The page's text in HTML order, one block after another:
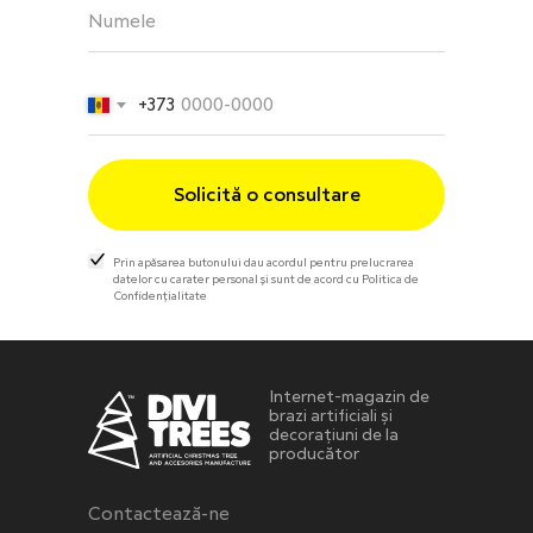
Prin apăsarea butonului dau acordul pentru prelucrarea
datelor cu carater personal și sunt de acord cu Politica de
Confidențialitate
+373
Solicită o consultare
Contactează-ne
Internet-magazin de
brazi artificiali și
decorațiuni de la
producător